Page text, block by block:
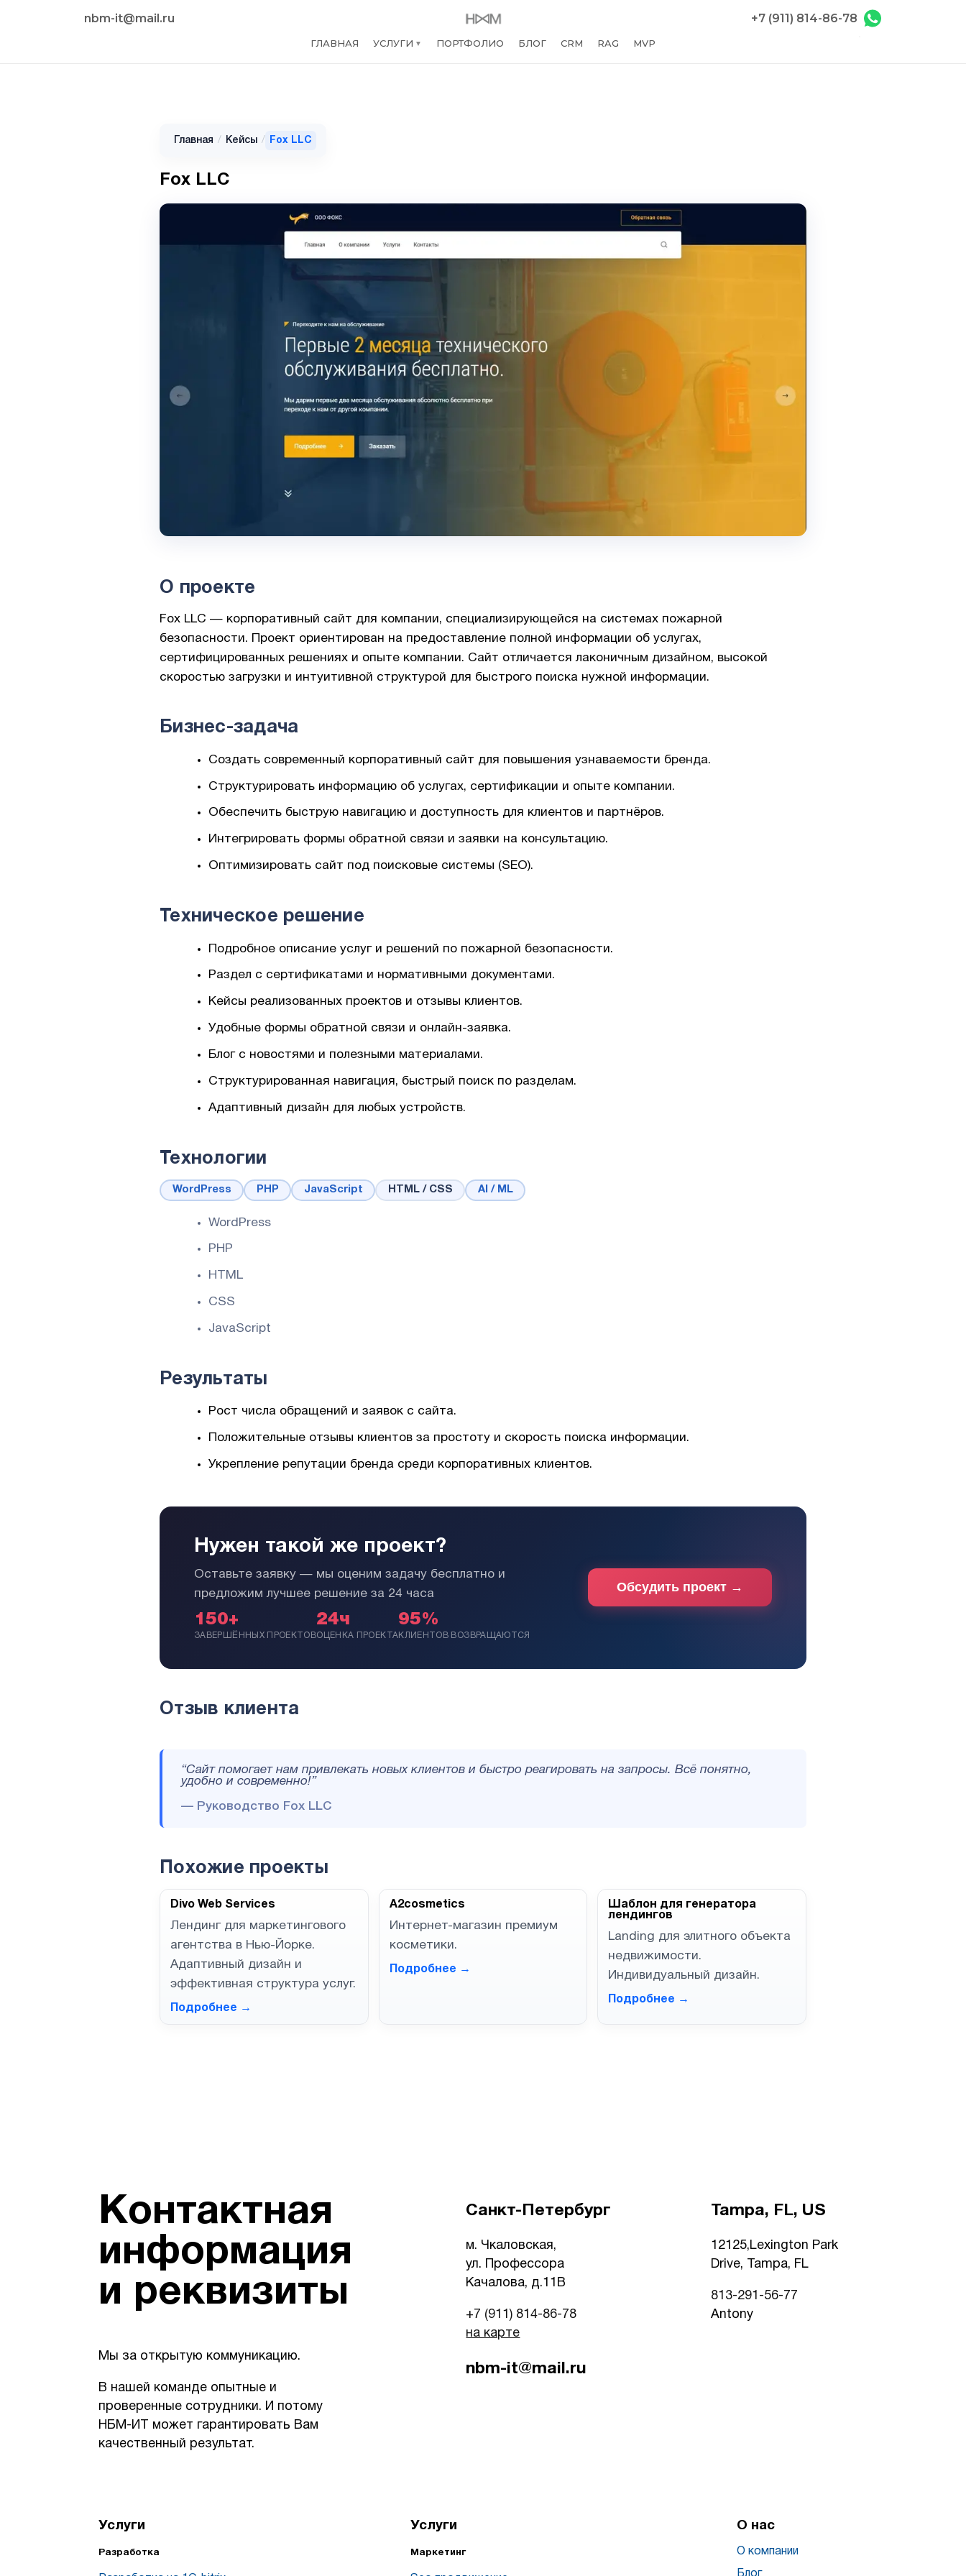
nbm-it@mail.ru +7 (911) 814-86-78
ГЛАВНАЯ УСЛУГИ ▼ ПОРТФОЛИО БЛОГ CRM RAG MVP
Главная / Кейсы / Fox LLC
Fox LLC
О проекте
Fox LLC — корпоративный сайт для компании, специализирующейся на системах пожарной
безопасности. Проект ориентирован на предоставление полной информации об услугах,
сертифицированных решениях и опыте компании. Сайт отличается лаконичным дизайном, высокой
скоростью загрузки и интуитивной структурой для быстрого поиска нужной информации.
Бизнес-задача
Создать современный корпоративный сайт для повышения узнаваемости бренда.
Структурировать информацию об услугах, сертификации и опыте компании.
Обеспечить быструю навигацию и доступность для клиентов и партнёров.
Интегрировать формы обратной связи и заявки на консультацию.
Оптимизировать сайт под поисковые системы (SEO).
Техническое решение
Подробное описание услуг и решений по пожарной безопасности.
Раздел с сертификатами и нормативными документами.
Кейсы реализованных проектов и отзывы клиентов.
Удобные формы обратной связи и онлайн-заявка.
Блог с новостями и полезными материалами.
Структурированная навигация, быстрый поиск по разделам.
Адаптивный дизайн для любых устройств.
Технологии
WordPress PHP JavaScript HTML / CSS AI / ML
WordPress
PHP
HTML
CSS
JavaScript
Результаты
Рост числа обращений и заявок с сайта.
Положительные отзывы клиентов за простоту и скорость поиска информации.
Укрепление репутации бренда среди корпоративных клиентов.
Нужен такой же проект?
Оставьте заявку — мы оценим задачу бесплатно и
предложим лучшее решение за 24 часа
150+
ЗАВЕРШЁННЫХ ПРОЕКТОВ
24ч
ОЦЕНКА ПРОЕКТА
95%
КЛИЕНТОВ ВОЗВРАЩАЮТСЯ
Обсудить проект →
Отзыв клиента
“Сайт помогает нам привлекать новых клиентов и быстро реагировать на запросы. Всё понятно,
удобно и современно!”
— Руководство Fox LLC
Похожие проекты
Divo Web Services
Лендинг для маркетингового
агентства в Нью-Йорке.
Адаптивный дизайн и
эффективная структура услуг.
Подробнее →
A2cosmetics
Интернет-магазин премиум
косметики.
Подробнее →
Шаблон для генератора
лендингов
Landing для элитного объекта
недвижимости.
Индивидуальный дизайн.
Подробнее →
Контактная
информация
и реквизиты
Мы за открытую коммуникацию.
В нашей команде опытные и
проверенные сотрудники. И потому
НБМ-ИТ может гарантировать Вам
качественный результат.
Санкт-Петербург
м. Чкаловская,
ул. Профессора
Качалова, д.11B
+7 (911) 814-86-78
на карте
Tampa, FL, US
12125,Lexington Park
Drive, Tampa, FL
813-291-56-77
Antony
nbm-it@mail.ru
Услуги
Разработка
Услуги
Маркетинг
О нас
О компании
Блог